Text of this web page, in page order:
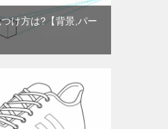
け方は?【背景,パー